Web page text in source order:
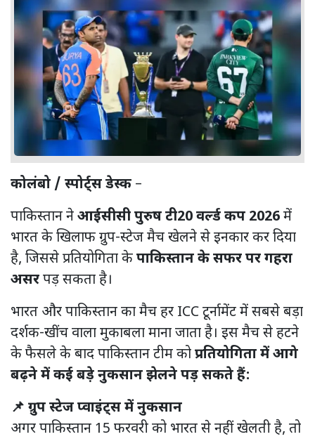
कोलंबो / स्पोर्ट्स डेस्क –
पाकिस्तान नेआईसीसी पुरुष टी20 वर्ल्ड कप 2026में
भारत के खिलाफ ग्रुप-स्टेज मैच खेलने से इनकार कर दिया
है, जिससे प्रतियोगिता केपाकिस्तान के सफर पर गहरा
असरपड़ सकता है।
भारत और पाकिस्तान का मैच हर ICC टूर्नामेंट में सबसे बड़ा
दर्शक-खींच वाला मुकाबला माना जाता है। इस मैच से हटने
के फैसले के बाद पाकिस्तान टीम कोप्रतियोगिता में आगे
बढ़ने में कई बड़े नुकसान झेलने पड़ सकते हैं:
📌 ग्रुप स्टेज प्वाइंट्स में नुकसान
अगर पाकिस्तान 15 फरवरी को भारत से नहीं खेलती है, तो